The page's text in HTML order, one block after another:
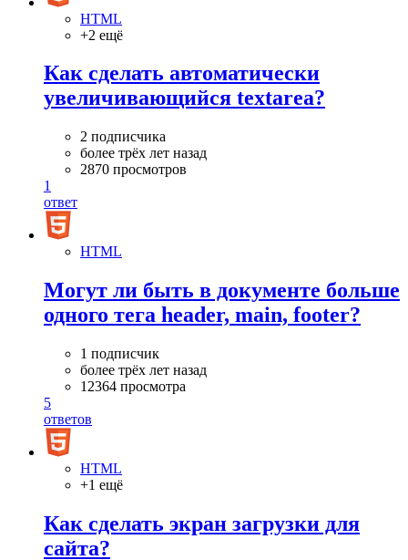
HTML
+2 ещё
Как сделать автоматически
увеличивающийся textarea?
2 подписчика
более трёх лет назад
2870 просмотров
1
ответ
HTML
Могут ли быть в документе больше
одного тега header, main, footer?
1 подписчик
более трёх лет назад
12364 просмотра
5
ответов
HTML
+1 ещё
Как сделать экран загрузки для
сайта?